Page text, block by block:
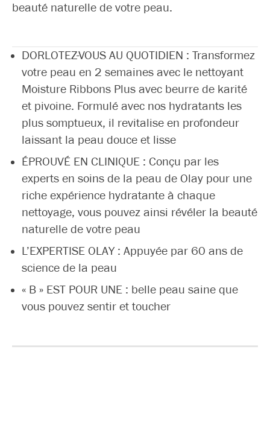
beauté naturelle de votre peau.
DORLOTEZ-VOUS AU QUOTIDIEN : Transformez
votre peau en 2 semaines avec le nettoyant
Moisture Ribbons Plus avec beurre de karité
et pivoine. Formulé avec nos hydratants les
plus somptueux, il revitalise en profondeur
laissant la peau douce et lisse
ÉPROUVÉ EN CLINIQUE : Conçu par les
experts en soins de la peau de Olay pour une
riche expérience hydratante à chaque
nettoyage, vous pouvez ainsi révéler la beauté
naturelle de votre peau
L’EXPERTISE OLAY : Appuyée par 60 ans de
science de la peau
« B » EST POUR UNE : belle peau saine que
vous pouvez sentir et toucher